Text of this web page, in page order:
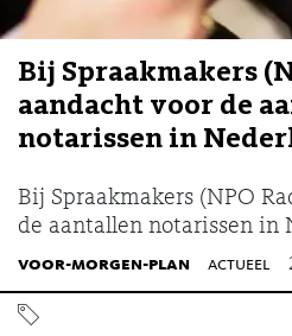
Bij Spraakmakers
aandacht voor de
notarissen in
Bij Spraakmakers (NPO
de aantallen notarissen in
voor-morgen-plan actueel